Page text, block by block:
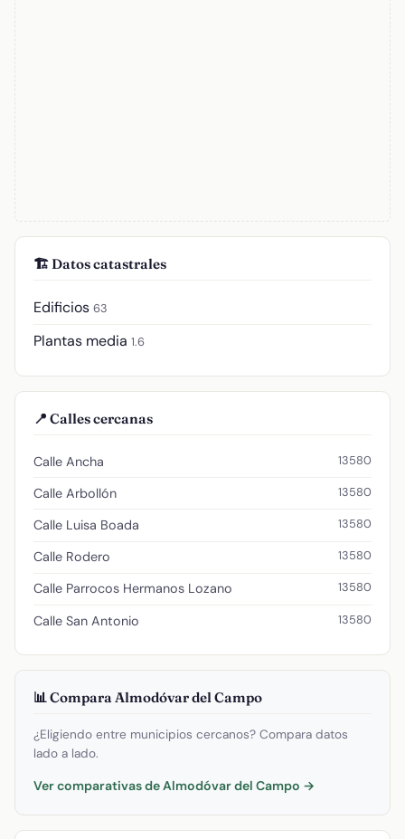
🏗️ Datos catastrales
Edificios 63
Plantas media 1.6
📍 Calles cercanas
Calle Ancha 13580
Calle Arbollón 13580
Calle Luisa Boada 13580
Calle Rodero 13580
Calle Parrocos Hermanos Lozano 13580
Calle San Antonio 13580
📊 Compara Almodóvar del Campo
¿Eligiendo entre municipios cercanos? Compara datos
lado a lado.
Ver comparativas de Almodóvar del Campo →